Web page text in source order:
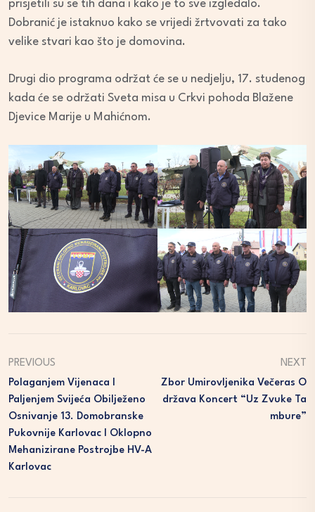
prisjetili su se tih dana i kako je to sve izgledalo.
Dobranić je istaknuo kako se vrijedi žrtvovati za tako
velike stvari kao što je domovina.
Drugi dio programa održat će se u nedjelju, 17. studenog
kada će se održati Sveta misa u Crkvi pohoda Blažene
Djevice Marije u Mahićnom.
PREVIOUS
Polaganjem Vijenaca I
Paljenjem Svijeća Obilježeno
Osnivanje 13. Domobranske
Pukovnije Karlovac I Oklopno
Mehanizirane Postrojbe HV-A
Karlovac
NEXT
Zbor Umirovljenika Večeras O
Država Koncert “Uz Zvuke Ta
Mbure”